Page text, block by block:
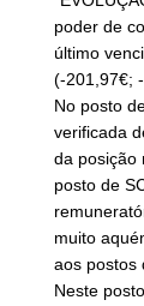
poder de
último
(-201,97€;
No posto
verificada
da posição
posto de
muito
aos postos
Neste